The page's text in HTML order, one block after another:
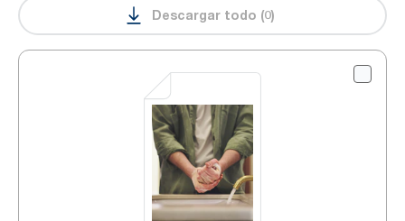
Descargar todo (0)